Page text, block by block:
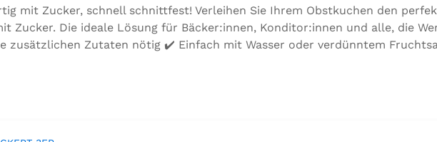
mit Zucker, schnell schnittfest! Verleihen Sie Ihrem Obstkuchen den
Zucker. Die ideale Lösung für Bäcker:innen, Konditor:innen und alle, die
zusätzlichen Zutaten nötig ✔️ Einfach mit Wasser oder verdünntem
nicht Ob Erdbeerkuchen, Pfirsichtarte oder Beerentorte –
belegten Kuchen verteilen, fertig! Zutaten: Zucker (61%), Tapiokastärke,